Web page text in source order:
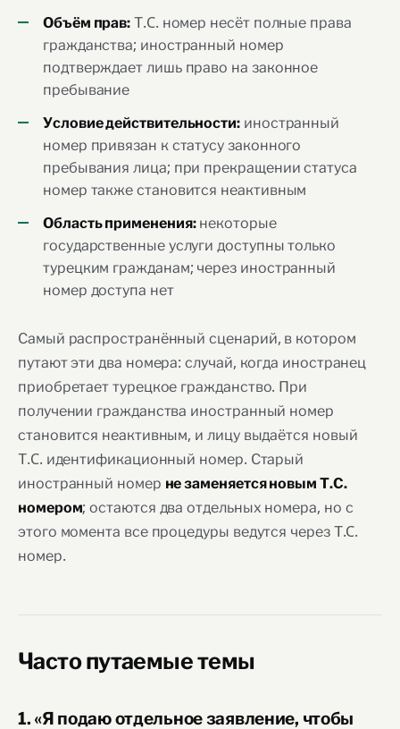
Объём прав: Т.C. номер несёт полные права
гражданства; иностранный номер
подтверждает лишь право на законное
пребывание
Условие действительности: иностранный
номер привязан к статусу законного
пребывания лица; при прекращении статуса
номер также становится неактивным
Область применения:некоторые
государственные услуги доступны только
турецким гражданам; через иностранный
номер доступа нет
Самый распространённый сценарий, в котором
путают эти два номера: случай, когда иностранец
приобретает турецкое гражданство. При
получении гражданства иностранный номер
становится неактивным, и лицу выдаётся новый
Т.C. идентификационный номер. Старый
иностранный номер не заменяется новым Т.C.
номером; остаются два отдельных номера, но с
этого момента все процедуры ведутся через Т.C.
номер.
Часто путаемые темы
1. «Я подаю отдельное заявление, чтобы